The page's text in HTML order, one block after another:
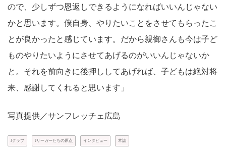
ので、少しずつ恩返しできるようになればいいんじゃない
かと思います。僕自身、やりたいことをさせてもらったこ
とが良かったと感じています。だから親御さんも今は子ど
ものやりたいようにさせてあげるのがいいんじゃないか
と。それを前向きに後押ししてあげれば、子どもは絶対将
来、感謝してくれると思います」
写真提供／サンフレッチェ広島
Jクラブ Jリーガーたちの原点 インタビュー 本誌